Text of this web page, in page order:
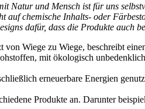
Natur und Mensch ist für uns
auf chemische Inhalts- oder
dafür, dass die Produkte auch
Wiege zu Wiege, beschreibt
mit ökologisch
erneuerbare Energien
Produkte an. Darunter